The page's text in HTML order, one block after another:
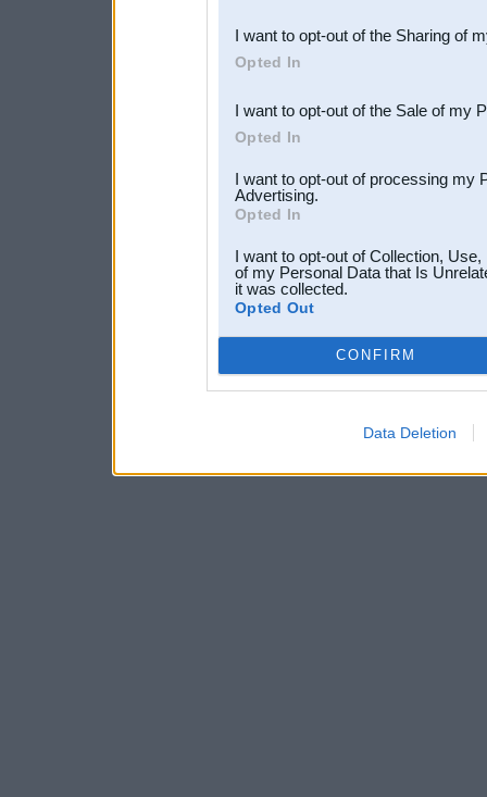
Downstream Participants
third parties.
I want to opt-out of the Sharing of
Opted In
I want to opt-out of the Sale of my
Opted In
I want to opt-out of processing my
Advertising.
Opted In
I want to opt-out of Collection,
of my Personal Data that Is
it was collected.
Opted Out
CONFIRM
Data Deletion